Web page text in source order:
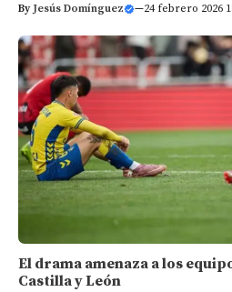
By Jesús Domínguez —24 febrero 2026
El drama amenaza a los
Castilla y León